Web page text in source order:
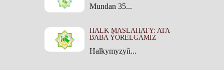
Mundan 35...
HALK MASLAHATY: ATA-
BABA ÝÖRELGÄMIZ
Halkymyzyň...